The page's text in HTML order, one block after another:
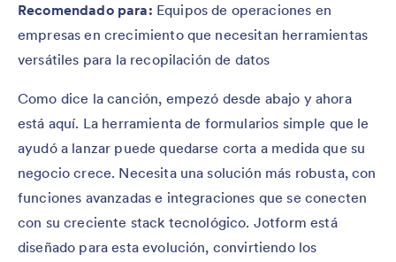
Recomendado para: Equipos de operaciones en
empresas en crecimiento que necesitan herramientas
versátiles para la recopilación de datos
Como dice la canción, empezó desde abajo y ahora
está aquí. La herramienta de formularios simple que le
ayudó a lanzar puede quedarse corta a medida que su
negocio crece. Necesita una solución más robusta, con
funciones avanzadas e integraciones que se conecten
con su creciente stack tecnológico. Jotform está
diseñado para esta evolución, convirtiendo los